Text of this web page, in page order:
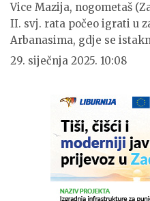
Vice Mazija, nogometaš
II. svj. rata počeo igrati u
Arbanasima, gdje se
29. siječnja 2025. 10:08